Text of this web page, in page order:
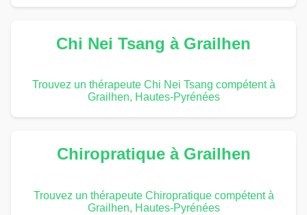
Chi Nei Tsang à Grailhen
Trouvez un thérapeute Chi Nei Tsang compétent à
Grailhen, Hautes-Pyrénées
Chiropratique à Grailhen
Trouvez un thérapeute Chiropratique compétent à
Grailhen, Hautes-Pyrénées